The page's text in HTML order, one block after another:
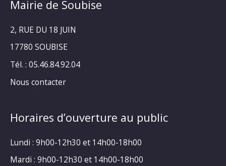
Mairie de Soubise
2, RUE DU 18 JUIN
17780 SOUBISE
Tél. : 05.46.84.92.04
Nous contacter
Horaires d’ouverture au public
Lundi : 9h00-12h30 et 14h00-18h00
Mardi : 9h00-12h30 et 14h00-18h00